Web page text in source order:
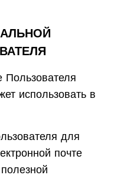
Пользователя
использовать в
для
почте